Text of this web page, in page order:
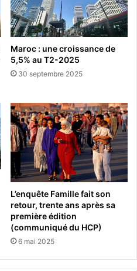
Maroc : une croissance de
5,5% au T2-2025
30 septembre 2025
L’enquête Famille fait son
retour, trente ans après sa
première édition
(communiqué du HCP)
6 mai 2025